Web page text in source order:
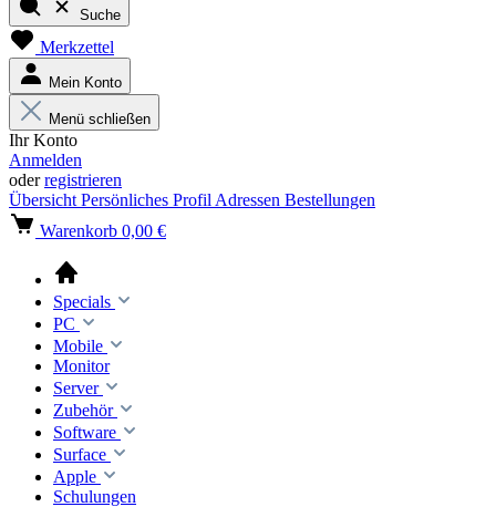
Suche
Merkzettel
Mein Konto
Menü schließen
Ihr Konto
Anmelden
oderregistrieren
Übersicht Persönliches Profil Adressen Bestellungen
Warenkorb 0,00 €
Specials
PC
Mobile
Monitor
Server
Zubehör
Software
Surface
Apple
Schulungen